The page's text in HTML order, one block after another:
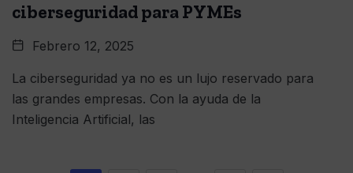
ciberseguridad para PYMEs
Febrero 12, 2025
La ciberseguridad ya no es un lujo reservado para
las grandes empresas. Con la ayuda de la
Inteligencia Artificial, las